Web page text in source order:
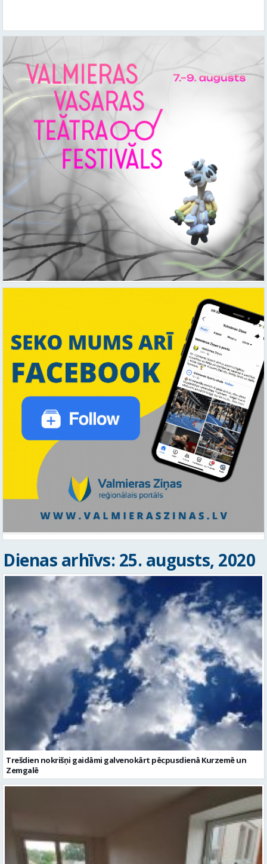
Dienas arhīvs: 25. augusts, 2020
Trešdien nokrišņi gaidāmi galvenokārt pēcpusdienā Kurzemē un
Zemgalē